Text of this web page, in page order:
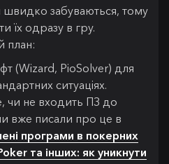
швидко забуваються, тому
їх одразу в гру.
план:
(Wizard, PioSolver) для
ситуаціях.
чи не входить ПЗ до
вже писали про це в
програми в покерних
та інших: як уникнути